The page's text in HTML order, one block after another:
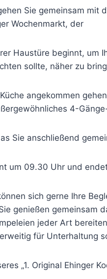
Sie gemeinsam mit
Wochenmarkt, der
Haustüre beginnt, um
sollte, näher zu
angekommen
4-
Sie anschließend
um 09.30 Uhr und
sich gerne Ihre
genießen gemeinsam
jeder Art
für Unterhaltung
„1. Original Ehinger